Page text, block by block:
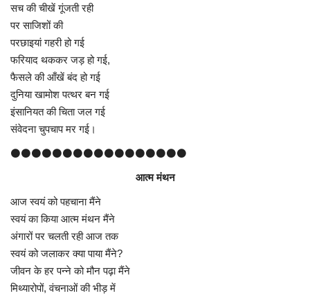
सच की चीखें गूंजती रही
पर साजिशों की
परछाइयां गहरी हो गई
फरियाद थककर जड़ हो गई,
फैसले की आँखें बंद हो गई
दुनिया खामोश पत्थर बन गई
इंसानियत की चिता जल गई
संवेदना चुपचाप मर गई।
⚫⚫⚫⚫⚫⚫⚫⚫⚫⚫⚫⚫⚫⚫⚫⚫⚫
आत्म मंथन
आज स्वयं को पहचाना मैंने
स्वयं का किया आत्म मंथन मैंने
अंगारों पर चलती रही आज तक
स्वयं को जलाकर क्या पाया मैंने?
जीवन के हर पन्ने को मौन पढ़ा मैंने
मिथ्यारोपों, वंचनाओं की भीड़ में